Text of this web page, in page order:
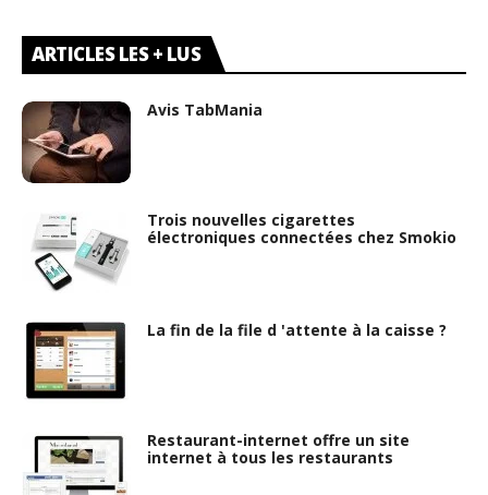
ARTICLES LES + LUS
Avis TabMania
Trois nouvelles cigarettes
électroniques connectées chez Smokio
La fin de la file d 'attente à la caisse ?
Restaurant-internet offre un site
internet à tous les restaurants